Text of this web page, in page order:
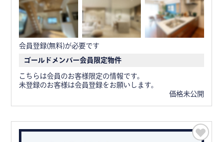
会員登録(無料)が必要です
ゴールドメンバー会員限定物件
こちらは会員のお客様限定の情報です。
未登録のお客様は会員登録をお願いします。
価格未公開